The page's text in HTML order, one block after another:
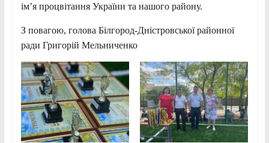
ім’я процвітання України та нашого району.
З повагою, голова Білгород-Дністровської районної
ради Григорій Мельниченко